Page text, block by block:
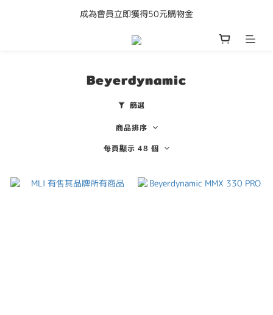
購買任何產品即享全港免運費
成為會員立即獲得50元購物金
購買任何產品即享全港免運費
Beyerdynamic
篩選
商品排序
每頁顯示 48 個